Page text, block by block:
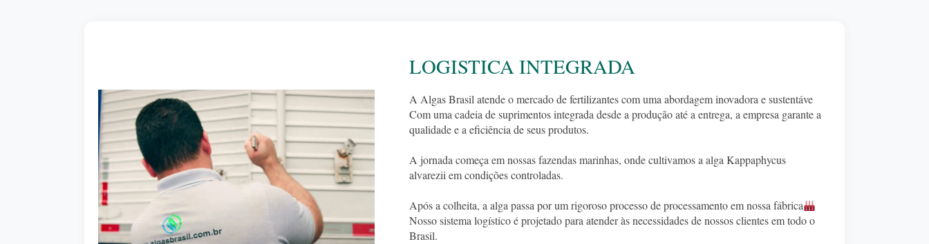
LOGISTICA INTEGRADA
A Algas Brasil atende o mercado de fertilizantes com uma abordagem inovadora e sustentáve
Com uma cadeia de suprimentos integrada desde a produção até a entrega, a empresa garante a
qualidade e a eficiência de seus produtos.
A jornada começa em nossas fazendas marinhas, onde cultivamos a alga Kappaphycus
alvarezii em condições controladas.
Após a colheita, a alga passa por um rigoroso processo de processamento em nossa fábrica
Nosso sistema logístico é projetado para atender às necessidades de nossos clientes em todo o
Brasil.